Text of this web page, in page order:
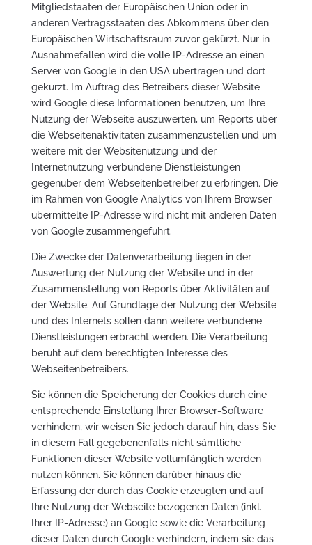
Mitgliedstaaten der Europäischen Union oder in
anderen Vertragsstaaten des Abkommens über den
Europäischen Wirtschaftsraum zuvor gekürzt. Nur in
Ausnahmefällen wird die volle IP-Adresse an einen
Server von Google in den USA übertragen und dort
gekürzt. Im Auftrag des Betreibers dieser Website
wird Google diese Informationen benutzen, um Ihre
Nutzung der Webseite auszuwerten, um Reports über
die Webseitenaktivitäten zusammenzustellen und um
weitere mit der Websitenutzung und der
Internetnutzung verbundene Dienstleistungen
gegenüber dem Webseitenbetreiber zu erbringen. Die
im Rahmen von Google Analytics von Ihrem Browser
übermittelte IP-Adresse wird nicht mit anderen Daten
von Google zusammengeführt.
Die Zwecke der Datenverarbeitung liegen in der
Auswertung der Nutzung der Website und in der
Zusammenstellung von Reports über Aktivitäten auf
der Website. Auf Grundlage der Nutzung der Website
und des Internets sollen dann weitere verbundene
Dienstleistungen erbracht werden. Die Verarbeitung
beruht auf dem berechtigten Interesse des
Webseitenbetreibers.
Sie können die Speicherung der Cookies durch eine
entsprechende Einstellung Ihrer Browser-Software
verhindern; wir weisen Sie jedoch darauf hin, dass Sie
in diesem Fall gegebenenfalls nicht sämtliche
Funktionen dieser Website vollumfänglich werden
nutzen können. Sie können darüber hinaus die
Erfassung der durch das Cookie erzeugten und auf
Ihre Nutzung der Webseite bezogenen Daten (inkl.
Ihrer IP-Adresse) an Google sowie die Verarbeitung
dieser Daten durch Google verhindern, indem sie das